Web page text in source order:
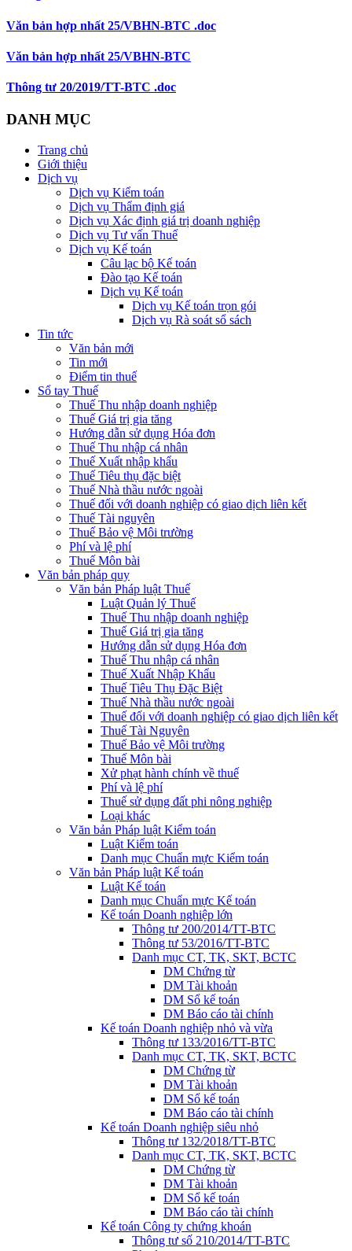
Văn bản hợp nhất 25/VBHN-BTC .doc
Văn bản hợp nhất 25/VBHN-BTC
Thông tư 20/2019/TT-BTC .doc
DANH MỤC
Trang chủ
Giới thiệu
Dịch vụ
Dịch vụ Kiểm toán
Dịch vụ Thẩm định giá
Dịch vụ Xác định giá trị doanh nghiệp
Dịch vụ Tư vấn Thuế
Dịch vụ Kế toán
Câu lạc bộ Kế toán
Đào tạo Kế toán
Dịch vụ Kế toán
Dịch vụ Kế toán trọn gói
Dịch vụ Rà soát sổ sách
Tin tức
Văn bản mới
Tin mới
Điểm tin thuế
Sổ tay Thuế
Thuế Thu nhập doanh nghiệp
Thuế Giá trị gia tăng
Hướng dẫn sử dụng Hóa đơn
Thuế Thu nhập cá nhân
Thuế Xuất nhập khẩu
Thuế Tiêu thụ đặc biệt
Thuế Nhà thầu nước ngoài
Thuế đối với doanh nghiệp có giao dịch liên kết
Thuế Tài nguyên
Thuế Bảo vệ Môi trường
Phí và lệ phí
Thuế Môn bài
Văn bản pháp quy
Văn bản Pháp luật Thuế
Luật Quản lý Thuế
Thuế Thu nhập doanh nghiệp
Thuế Giá trị gia tăng
Hướng dẫn sử dụng Hóa đơn
Thuế Thu nhập cá nhân
Thuế Xuất Nhập Khẩu
Thuế Tiêu Thụ Đặc Biệt
Thuế Nhà thầu nước ngoài
Thuế đối với doanh nghiệp có giao dịch liên kết
Thuế Tài Nguyên
Thuế Bảo vệ Môi trường
Thuế Môn bài
Xử phạt hành chính về thuế
Phí và lệ phí
Thuế sử dụng đất phi nông nghiệp
Loại khác
Văn bản Pháp luật Kiểm toán
Luật Kiểm toán
Danh mục Chuẩn mực Kiểm toán
Văn bản Pháp luật Kế toán
Luật Kế toán
Danh mục Chuẩn mực Kế toán
Kế toán Doanh nghiệp lớn
Thông tư 200/2014/TT-BTC
Thông tư 53/2016/TT-BTC
Danh mục CT, TK, SKT, BCTC
DM Chứng từ
DM Tài khoản
DM Sổ kế toán
DM Báo cáo tài chính
Kế toán Doanh nghiệp nhỏ và vừa
Thông tư 133/2016/TT-BTC
Danh mục CT, TK, SKT, BCTC
DM Chứng từ
DM Tài khoản
DM Sổ kế toán
DM Báo cáo tài chính
Kế toán Doanh nghiệp siêu nhỏ
Thông tư 132/2018/TT-BTC
Danh mục CT, TK, SKT, BCTC
DM Chứng từ
DM Tài khoản
DM Sổ kế toán
DM Báo cáo tài chính
Kế toán Công ty chứng khoán
Thông tư số 210/2014/TT-BTC